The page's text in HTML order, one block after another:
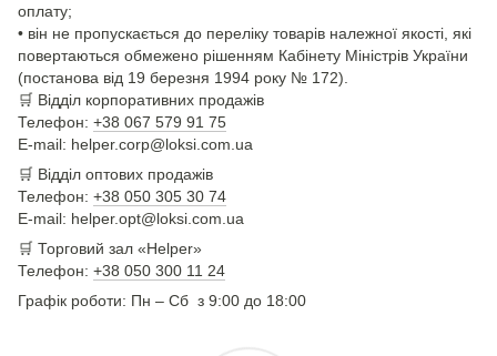
оплату;
• він не пропускається до переліку товарів належної якості, які
повертаються обмежено рішенням Кабінету Міністрів України
(постанова від 19 березня 1994 року № 172).
🛒 Відділ корпоративних продажів
Телефон: +38 067 579 91 75
E-mail: helper.corp@loksi.com.ua
🛒 Відділ оптових продажів
Телефон: +38 050 305 30 74
E-mail: helper.opt@loksi.com.ua
🛒 Торговий зал «Helper»
Телефон: +38 050 300 11 24
Графік роботи: Пн – Сб з 9:00 до 18:00